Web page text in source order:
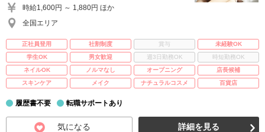
時給1,600円 ～ 1,880円 ほか
全国エリア
正社員登用 社割制度 賞与
未経験OK
学生OK
男女歓迎 週3日勤務OK
時短勤務OK
ネイルOK
ノルマなし オープニング
店長候補
スキンケア
メイク ナチュラルコスメ 百貨店
履歴書不要 転職サポートあり
気になる 詳細を見る